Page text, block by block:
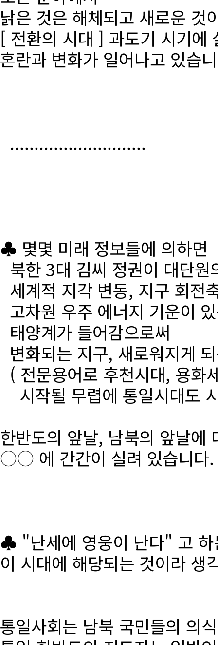
낡은 것은 해체되고 새로운 것
[ 전환의 시대 ] 과도기 시기에
혼란과 변화가 일어나고 있습
............................
♣ 몇몇 미래 정보들에 의하면
북한 3대 김씨 정권이 대단
세계적 지각 변동, 지구 회전
고차원 우주 에너지 기운이
태양계가 들어감으로써
변화되는 지구, 새로워지게
( 전문용어로 후천시대, 용화
시작될 무렵에 통일시대도
한반도의 앞날, 남북의 앞날에
○○ 에 간간이 실려 있습니다.
♣ "난세에 영웅이 난다" 고 하
이 시대에 해당되는 것이라 생
통일사회는 남북 국민들의 의